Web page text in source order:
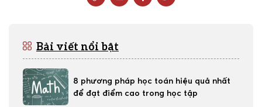
Bài viết nổi bật
8 phương pháp học toán hiệu quả nhất
để đạt điểm cao trong học tập